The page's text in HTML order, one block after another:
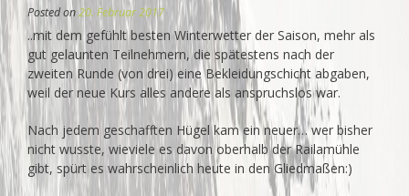
Posted on20. Februar 2017
..mit dem gefühlt besten Winterwetter der Saison, mehr als
gut gelaunten Teilnehmern, die spätestens nach der
zweiten Runde (von drei) eine Bekleidungschicht abgaben,
weil der neue Kurs alles andere als anspruchslos war.
Nach jedem geschafften Hügel kam ein neuer… wer bisher
nicht wusste, wieviele es davon oberhalb der Railamühle
gibt, spürt es wahrscheinlich heute in den Gliedmaßen:)